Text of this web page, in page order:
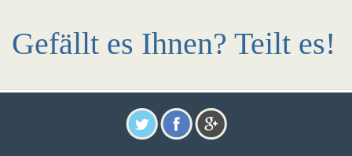
Gefällt es Ihnen? Teilt es!